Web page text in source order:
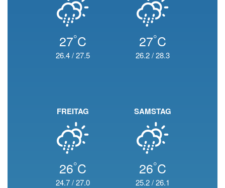
27°C
26.4/27.5
27°C
26.2/28.3
FREITAG
26°C
24.7/27.0
SAMSTAG
26°C
25.2/26.1